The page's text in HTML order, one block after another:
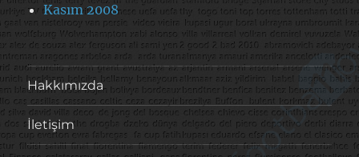
Kasım 2008
Hakkımızda
İletişim